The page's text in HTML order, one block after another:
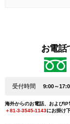
お電話
受付時間 9:00～
海外からのお電話、および
＋81-3-3545-1143にお掛け